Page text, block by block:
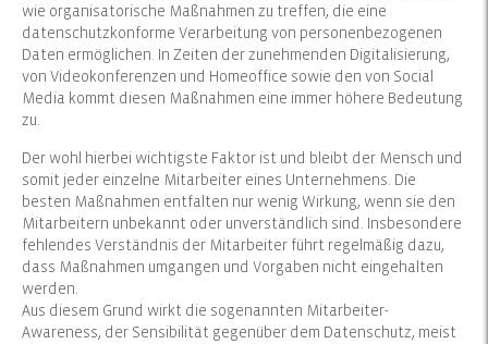
wie organisatorische Maßnahmen zu treffen, die eine
datenschutzkonforme Verarbeitung von personenbezogenen
Daten ermöglichen. In Zeiten der zunehmenden Digitalisierung,
von Videokonferenzen und Homeoffice sowie den von Social
Media kommt diesen Maßnahmen eine immer höhere Bedeutung
zu.
Der wohl hierbei wichtigste Faktor ist und bleibt der Mensch und
somit jeder einzelne Mitarbeiter eines Unternehmens. Die
besten Maßnahmen entfalten nur wenig Wirkung, wenn sie den
Mitarbeitern unbekannt oder unverständlich sind. Insbesondere
fehlendes Verständnis der Mitarbeiter führt regelmäßig dazu,
dass Maßnahmen umgangen und Vorgaben nicht eingehalten
werden.
Aus diesem Grund wirkt die sogenannten Mitarbeiter-
Awareness, der Sensibilität gegenüber dem Datenschutz, meist